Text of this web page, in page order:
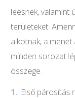
leesnek, valamint
területeket.
alkotnak, a
minden sorozat
összege.
Első párosítás